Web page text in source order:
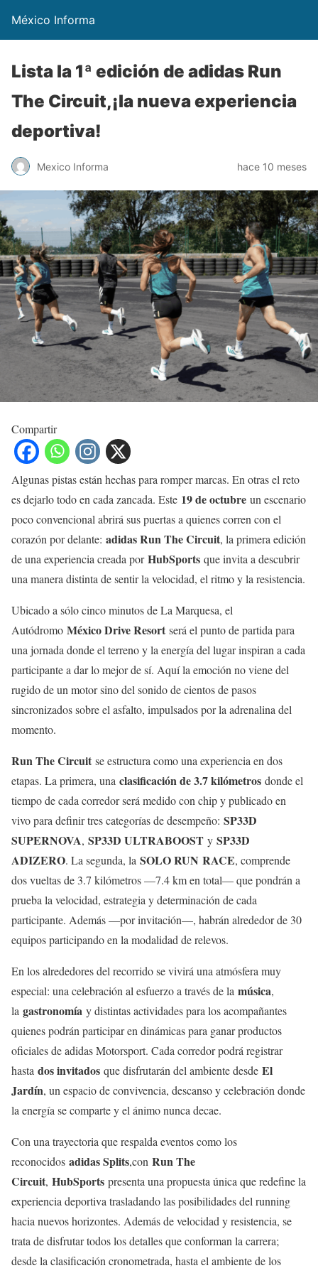
México Informa
Lista la 1ª edición de adidas Run
The Circuit,¡la nueva experiencia
deportiva!
Mexico Informa hace 10 meses
Compartir
Algunas pistas están hechas para romper marcas. En otras el reto
es dejarlo todo en cada zancada. Este 19 de octubre un escenario
poco convencional abrirá sus puertas a quienes corren con el
corazón por delante: adidas Run The Circuit, la primera edición
de una experiencia creada porHubSports que invita a descubrir
una manera distinta de sentir la velocidad, el ritmo y la resistencia.
Ubicado a sólo cinco minutos de La Marquesa, el
Autódromo México Drive Resort será el punto de partida para
una jornada donde el terreno y la energía del lugar inspiran a cada
participante a dar lo mejor de sí. Aquí la emoción no viene del
rugido de un motor sino del sonido de cientos de pasos
sincronizados sobre el asfalto, impulsados por la adrenalina del
momento.
Run The Circuit se estructura como una experiencia en dos
etapas. La primera, una clasificación de 3.7 kilómetros donde el
tiempo de cada corredor será medido con chip y publicado en
vivo para definir tres categorías de desempeño: SP33D
SUPERNOVA, SP33D ULTRABOOST y SP33D
ADIZERO. La segunda, la SOLO RUN RACE, comprende
dos vueltas de 3.7 kilómetros —7.4 km en total— que pondrán a
prueba la velocidad, estrategia y determinación de cada
participante. Además —por invitación—, habrán alrededor de 30
equipos participando en la modalidad de relevos.
En los alrededores del recorrido se vivirá una atmósfera muy
especial: una celebración al esfuerzo a través de la música,
la gastronomía y distintas actividades para los acompañantes
quienes podrán participar en dinámicas para ganar productos
oficiales de adidas Motorsport. Cada corredor podrá registrar
hasta dos invitados que disfrutarán del ambiente desde El
Jardín, un espacio de convivencia, descanso y celebración donde
la energía se comparte y el ánimo nunca decae.
Con una trayectoria que respalda eventos como los
reconocidos adidas Splits,con Run The
Circuit, HubSports presenta una propuesta única que redefine la
experiencia deportiva trasladando las posibilidades del running
hacia nuevos horizontes. Además de velocidad y resistencia, se
trata de disfrutar todos los detalles que conforman la carrera;
desde la clasificación cronometrada, hasta el ambiente de los